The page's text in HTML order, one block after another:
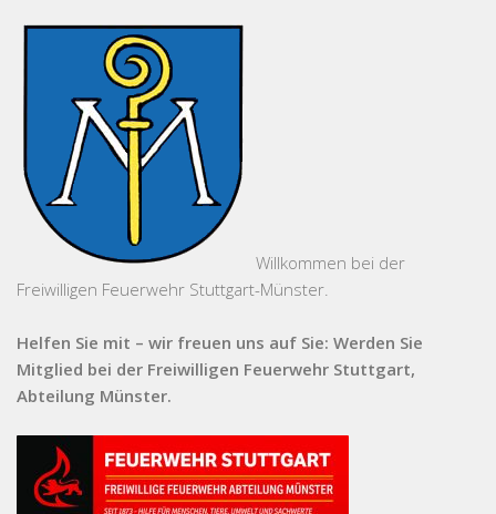
Willkommen bei der
Freiwilligen Feuerwehr Stuttgart-Münster.
Helfen Sie mit – wir freuen uns auf Sie: Werden Sie
Mitglied bei der Freiwilligen Feuerwehr Stuttgart,
Abteilung Münster.